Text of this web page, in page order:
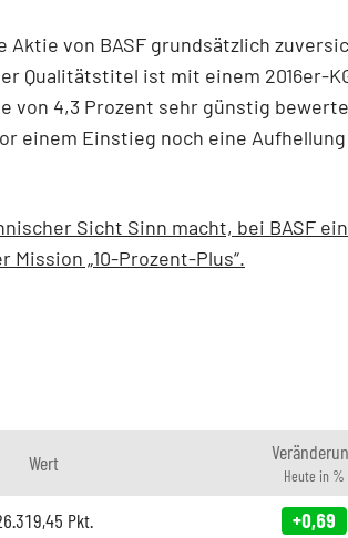
Aktie von BASF grundsätzlich
Qualitätstitel ist mit einem 2016er-
von 4,3 Prozent sehr günstig
einem Einstieg noch eine
Sicht Sinn macht, bei BASF
„10-Prozent-Plus“.
Wert
Heute in %
Pkt. +0,69